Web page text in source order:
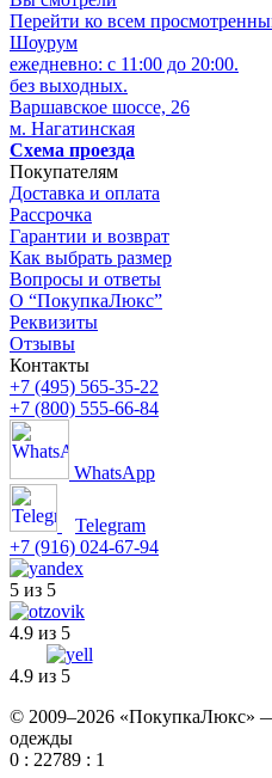
Перейти ко всем
Шоурум
ежедневно: с 11:00 до 20:00.
без выходных.
Варшавское шоссе, 26
м. Нагатинская
Схема проезда
Покупателям
Доставка и оплата
Рассрочка
Гарантии и возврат
Как выбрать размер
Вопросы и ответы
О “ПокупкаЛюкс”
Реквизиты
Отзывы
Контакты
+7 (495) 565-35-22
+7 (800) 555-66-84
WhatsApp
Telegram
+7 (916) 024-67-94
5 из 5
4.9 из 5
4.9 из 5
© 2009–2026 «ПокупкаЛюкс»
одежды
0 : 22789 : 1